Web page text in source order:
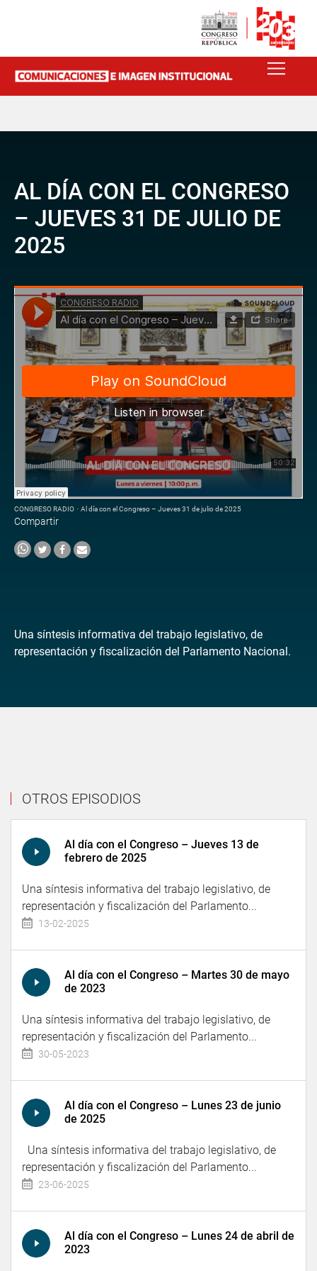
AL DÍA CON EL CONGRESO
– JUEVES 31 DE JULIO DE
2025
CONGRESO RADIO · Al día con el Congreso – Jueves 31 de julio de 2025
Compartir
Una síntesis informativa del trabajo legislativo, de
representación y fiscalización del Parlamento Nacional.
OTROS EPISODIOS
Al día con el Congreso – Jueves 13 de
febrero de 2025
Una síntesis informativa del trabajo legislativo, de
representación y fiscalización del Parlamento...
13-02-2025
Al día con el Congreso – Martes 30 de mayo
de 2023
Una síntesis informativa del trabajo legislativo, de
representación y fiscalización del Parlamento...
30-05-2023
Al día con el Congreso – Lunes 23 de junio
de 2025
Una síntesis informativa del trabajo legislativo, de
representación y fiscalización del Parlamento...
23-06-2025
Al día con el Congreso – Lunes 24 de abril de
2023